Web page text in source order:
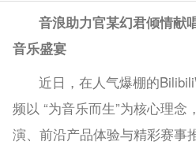
音浪助力官某幻君倾情献
音乐盛宴
近日，在人气爆棚的
频以 “为音乐而生”为核心理念
演、前沿产品体验与精彩赛事